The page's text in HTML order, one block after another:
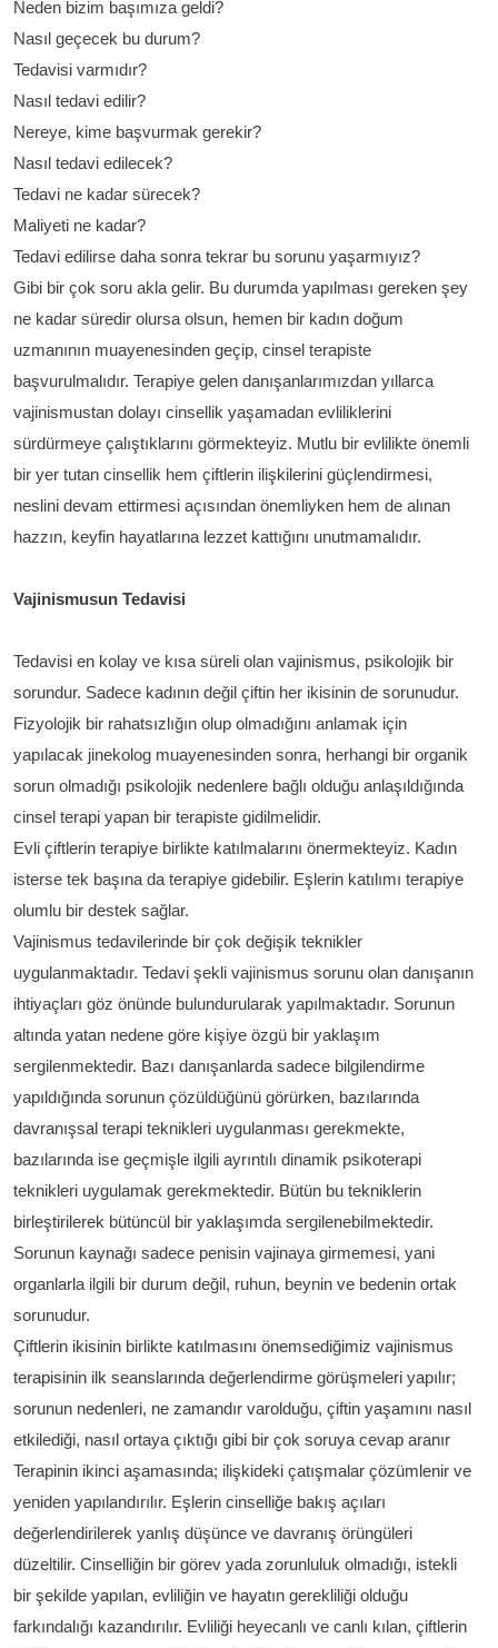
Neden bizim başımıza geldi?
Nasıl geçecek bu durum?
Tedavisi varmıdır?
Nasıl tedavi edilir?
Nereye, kime başvurmak gerekir?
Nasıl tedavi edilecek?
Tedavi ne kadar sürecek?
Maliyeti ne kadar?
Tedavi edilirse daha sonra tekrar bu sorunu yaşarmıyız?
Gibi bir çok soru akla gelir. Bu durumda yapılması gereken şey
ne kadar süredir olursa olsun, hemen bir kadın doğum
uzmanının muayenesinden geçip, cinsel terapiste
başvurulmalıdır. Terapiye gelen danışanlarımızdan yıllarca
vajinismustan dolayı cinsellik yaşamadan evliliklerini
sürdürmeye çalıştıklarını görmekteyiz. Mutlu bir evlilikte önemli
bir yer tutan cinsellik hem çiftlerin ilişkilerini güçlendirmesi,
neslini devam ettirmesi açısından önemliyken hem de alınan
hazzın, keyfin hayatlarına lezzet kattığını unutmamalıdır.
Vajinismusun Tedavisi
Tedavisi en kolay ve kısa süreli olan vajinismus, psikolojik bir
sorundur. Sadece kadının değil çiftin her ikisinin de sorunudur.
Fizyolojik bir rahatsızlığın olup olmadığını anlamak için
yapılacak jinekolog muayenesinden sonra, herhangi bir organik
sorun olmadığı psikolojik nedenlere bağlı olduğu anlaşıldığında
cinsel terapi yapan bir terapiste gidilmelidir.
Evli çiftlerin terapiye birlikte katılmalarını önermekteyiz. Kadın
isterse tek başına da terapiye gidebilir. Eşlerin katılımı terapiye
olumlu bir destek sağlar.
Vajinismus tedavilerinde bir çok değişik teknikler
uygulanmaktadır. Tedavi şekli vajinismus sorunu olan danışanın
ihtiyaçları göz önünde bulundurularak yapılmaktadır. Sorunun
altında yatan nedene göre kişiye özgü bir yaklaşım
sergilenmektedir. Bazı danışanlarda sadece bilgilendirme
yapıldığında sorunun çözüldüğünü görürken, bazılarında
davranışsal terapi teknikleri uygulanması gerekmekte,
bazılarında ise geçmişle ilgili ayrıntılı dinamik psikoterapi
teknikleri uygulamak gerekmektedir. Bütün bu tekniklerin
birleştirilerek bütüncül bir yaklaşımda sergilenebilmektedir.
Sorunun kaynağı sadece penisin vajinaya girmemesi, yani
organlarla ilgili bir durum değil, ruhun, beynin ve bedenin ortak
sorunudur.
Çiftlerin ikisinin birlikte katılmasını önemsediğimiz vajinismus
terapisinin ilk seanslarında değerlendirme görüşmeleri yapılır;
sorunun nedenleri, ne zamandır varolduğu, çiftin yaşamını nasıl
etkilediği, nasıl ortaya çıktığı gibi bir çok soruya cevap aranır
Terapinin ikinci aşamasında; ilişkideki çatışmalar çözümlenir ve
yeniden yapılandırılır. Eşlerin cinselliğe bakış açıları
değerlendirilerek yanlış düşünce ve davranış örüngüleri
düzeltilir. Cinselliğin bir görev yada zorunluluk olmadığı, istekli
bir şekilde yapılan, evliliğin ve hayatın gerekliliği olduğu
farkındalığı kazandırılır. Evliliği heyecanlı ve canlı kılan, çiftlerin